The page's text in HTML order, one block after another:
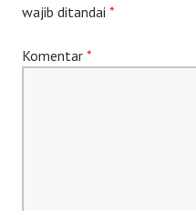
wajib ditandai *
Komentar *